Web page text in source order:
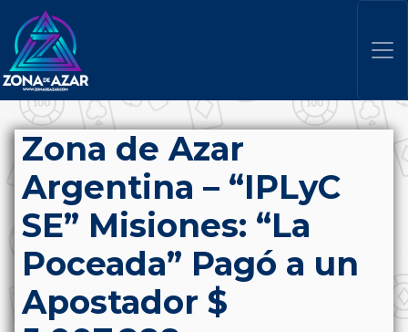
Zona de Azar
Argentina – “IPLyC
SE” Misiones: “La
Poceada” Pagó a un
Apostador $